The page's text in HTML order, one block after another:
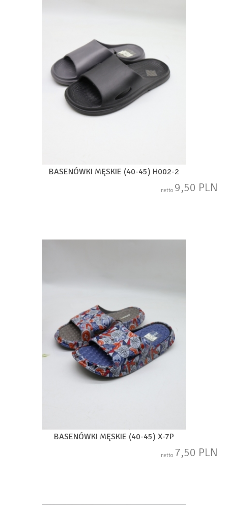
BASENÓWKI MĘSKIE (40-45) H002-2
netto 9,50 PLN
BASENÓWKI MĘSKIE (40-45) X-7P
netto 7,50 PLN